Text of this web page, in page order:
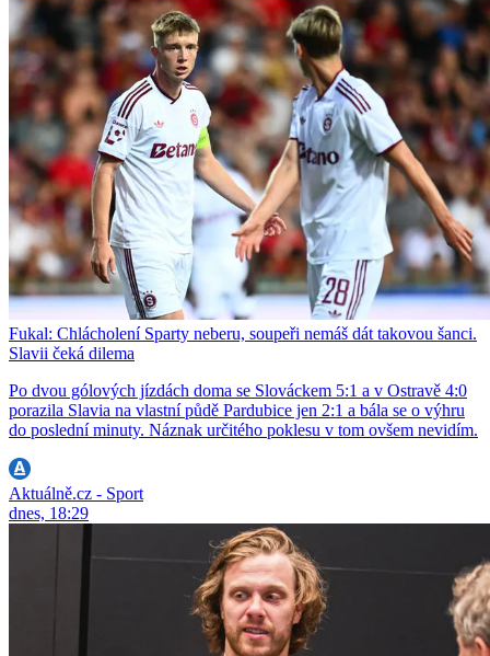
Fukal: Chlácholení Sparty neberu, soupeři nemáš dát takovou šanci.
Slavii čeká dilema
Po dvou gólových jízdách doma se Slováckem 5:1 a v Ostravě 4:0
porazila Slavia na vlastní půdě Pardubice jen 2:1 a bála se o výhru
do poslední minuty. Náznak určitého poklesu v tom ovšem nevidím.
Aktuálně.cz - Sport
dnes, 18:29